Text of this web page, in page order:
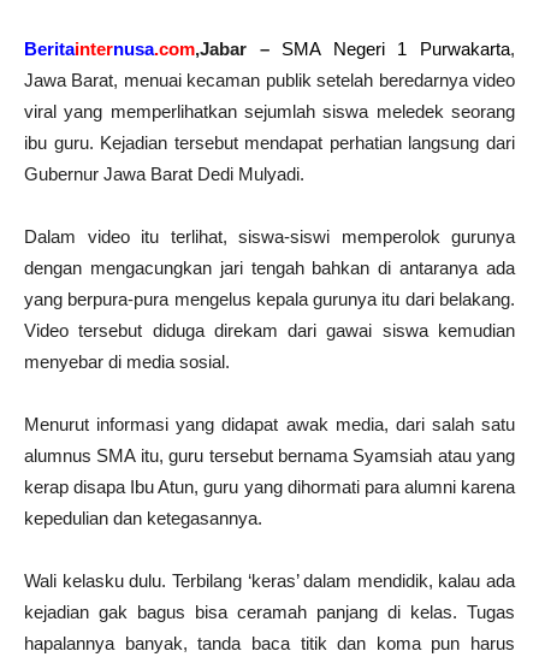
Beritainternusa.com,Jabar – SMANegeri 1 Purwakarta,
Jawa Barat, menuai kecaman publik setelah beredarnya video
viral yang memperlihatkan sejumlah siswa meledek seorang
ibu guru. Kejadian tersebut mendapat perhatian langsung dari
Gubernur Jawa Barat Dedi Mulyadi.
Dalam video itu terlihat, siswa-siswi memperolok gurunya
dengan mengacungkan jari tengah bahkan di antaranya ada
yang berpura-pura mengelus kepala gurunya itu dari belakang.
Video tersebut diduga direkam dari gawai siswa kemudian
menyebar di media sosial.
Menurut informasi yang didapat awak media, dari salah satu
alumnus SMA itu, guru tersebut bernama Syamsiah atau yang
kerap disapa Ibu Atun, guru yang dihormati para alumni karena
kepedulian dan ketegasannya.
Wali kelasku dulu. Terbilang ‘keras’ dalam mendidik, kalau ada
kejadian gak bagus bisa ceramah panjang di kelas. Tugas
hapalannya banyak, tanda baca titik dan koma pun harus